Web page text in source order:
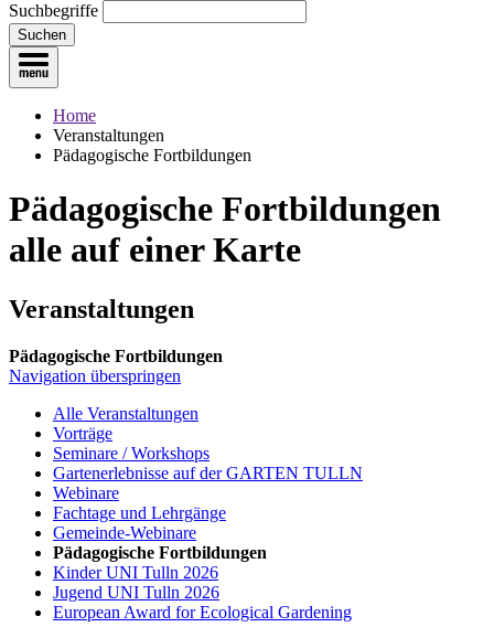
Suchbegriffe
Suchen
Home
Veranstaltungen
Pädagogische Fortbildungen
Pädagogische Fortbildungen
alle auf einer Karte
Veranstaltungen
Pädagogische Fortbildungen
Navigation überspringen
Alle Veranstaltungen
Vorträge
Seminare / Workshops
Gartenerlebnisse auf der GARTEN TULLN
Webinare
Fachtage und Lehrgänge
Gemeinde-Webinare
Pädagogische Fortbildungen
Kinder UNI Tulln 2026
Jugend UNI Tulln 2026
European Award for Ecological Gardening